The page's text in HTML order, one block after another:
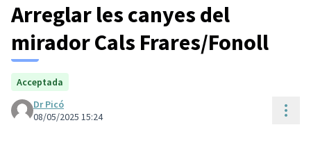
Arreglar les canyes del
mirador Cals Frares/Fonoll
Acceptada
Dr Picó
08/05/2025 15:24